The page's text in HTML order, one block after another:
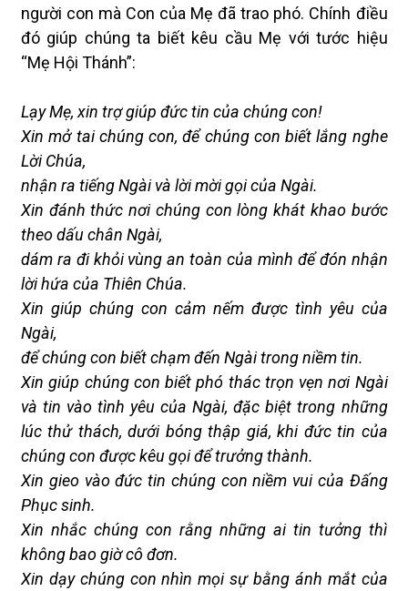
người con mà Con của Mẹ đã trao phó. Chính điều
đó giúp chúng ta biết kêu cầu Mẹ với tước hiệu
“Mẹ Hội Thánh”:
Lạy Mẹ, xin trợ giúp đức tin của chúng con!
Xin mở tai chúng con, để chúng con biết lắng nghe
Lời Chúa,
nhận ra tiếng Ngài và lời mời gọi của Ngài.
Xin đánh thức nơi chúng con lòng khát khao bước
theo dấu chân Ngài,
dám ra đi khỏi vùng an toàn của mình để đón nhận
lời hứa của Thiên Chúa.
Xin giúp chúng con cảm nếm được tình yêu của
Ngài,
để chúng con biết chạm đến Ngài trong niềm tin.
Xin giúp chúng con biết phó thác trọn vẹn nơi Ngài
và tin vào tình yêu của Ngài, đặc biệt trong những
lúc thử thách, dưới bóng thập giá, khi đức tin của
chúng con được kêu gọi để trưởng thành.
Xin gieo vào đức tin chúng con niềm vui của Đấng
Phục sinh.
Xin nhắc chúng con rằng những ai tin tưởng thì
không bao giờ cô đơn.
Xin dạy chúng con nhìn mọi sự bằng ánh mắt của